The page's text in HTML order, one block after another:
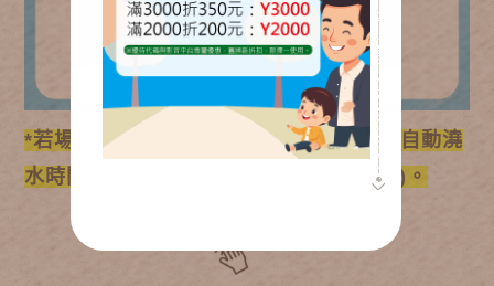
*若場地有WiFi需設定任意時段(6個時段)自動澆
水時間，可另外參考
(點選)。